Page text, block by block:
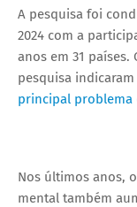
A pesquisa foi
2024 com a
anos em 31
pesquisa indicaram
principal problema
Nos últimos anos,
mental também